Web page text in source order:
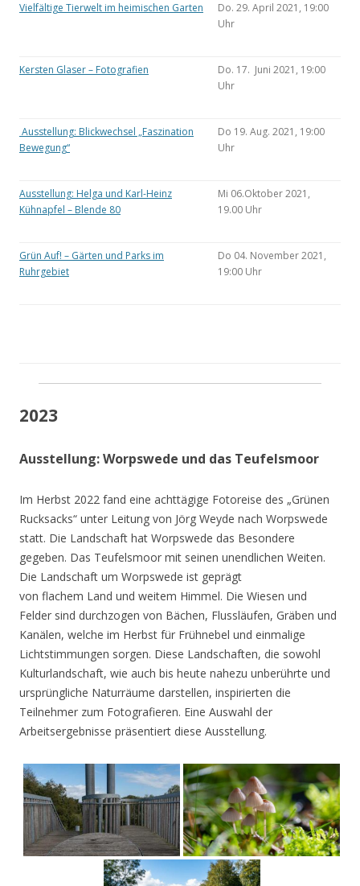
Vielfältige Tierwelt im heimischen Garten
Do. 29. April 2021, 19:00
Uhr
Kersten Glaser – Fotografien
Do. 17. Juni 2021, 19:00
Uhr
Ausstellung: Blickwechsel „Faszination
Bewegung“
Do 19. Aug. 2021, 19:00
Uhr
Ausstellung: Helga und Karl-Heinz
Kühnapfel – Blende 80
Mi 06.Oktober 2021,
19.00 Uhr
Grün Auf! – Gärten und Parks im
Ruhrgebiet
Do 04. November 2021,
19:00 Uhr
2023
Ausstellung: Worpswede und das Teufelsmoor
Im Herbst 2022 fand eine achttägige Fotoreise des „Grünen
Rucksacks“ unter Leitung von Jörg Weyde nach Worpswede
statt. Die Landschaft hat Worpswede das Besondere
gegeben. Das Teufelsmoor mit seinen unendlichen Weiten.
Die Landschaft um Worpswede ist geprägt
von flachem Land und weitem Himmel. Die Wiesen und
Felder sind durchzogen von Bächen, Flussläufen, Gräben und
Kanälen, welche im Herbst für Frühnebel und einmalige
Lichtstimmungen sorgen. Diese Landschaften, die sowohl
Kulturlandschaft, wie auch bis heute nahezu unberührte und
ursprüngliche Naturräume darstellen, inspirierten die
Teilnehmer zum Fotografieren. Eine Auswahl der
Arbeitsergebnisse präsentiert diese Ausstellung.